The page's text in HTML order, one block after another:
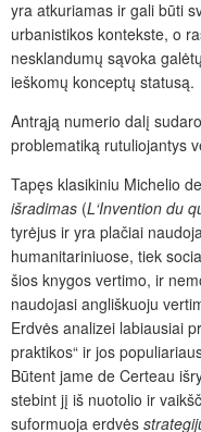
yra atkuriamas ir gali būti
urbanistikos kontekste, o
nesklandumų sąvoka
ieškomų konceptų statusą.
Antrąją numerio dalį
problematiką rutuliojantys
Tapęs klasikiniu Michelio
išradimas (L‘Invention du
tyrėjus ir yra plačiai
humanitariniuose, tiek
šios knygos vertimo, ir
naudojasi angliškuoju
Erdvės analizei labiausiai
praktikos“ ir jos
Būtent jame de Certeau
stebint jį iš nuotolio ir
suformuoja erdvės